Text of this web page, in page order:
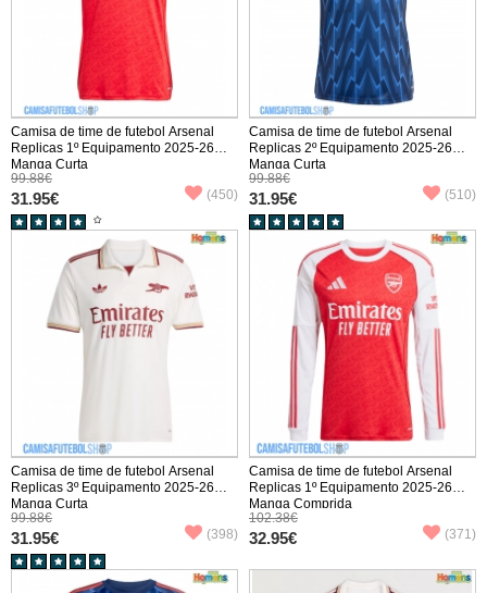
Camisa de time de futebol Arsenal
Replicas 1º Equipamento 2025-26
Manga Curta
99.88€
31.95€ (450)
Camisa de time de futebol Arsenal
Replicas 2º Equipamento 2025-26
Manga Curta
99.88€
31.95€ (510)
Camisa de time de futebol Arsenal
Replicas 3º Equipamento 2025-26
Manga Curta
99.88€
31.95€ (398)
Camisa de time de futebol Arsenal
Replicas 1º Equipamento 2025-26
Manga Comprida
102.38€
32.95€ (371)